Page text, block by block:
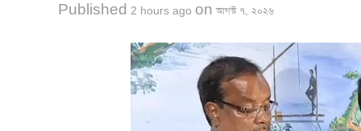
Published 2 hours ago on আগস্ট ৭, ২০২৬